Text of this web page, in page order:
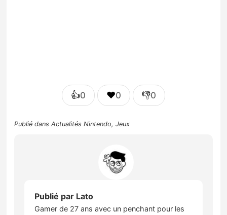
👍0 ❤️0 👎0
Publié dansActualités Nintendo,Jeux
Publié par Lato
Gamer de 27 ans avec un penchant pour les